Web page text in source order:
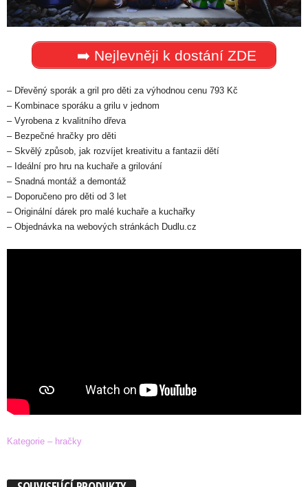
➡️ Nejlevněji k dostání ZDE
– Dřevěný sporák a gril pro děti za výhodnou cenu 793 Kč
– Kombinace sporáku a grilu v jednom
– Vyrobena z kvalitního dřeva
– Bezpečné hračky pro děti
– Skvělý způsob, jak rozvíjet kreativitu a fantazii dětí
– Ideální pro hru na kuchaře a grilování
– Snadná montáž a demontáž
– Doporučeno pro děti od 3 let
– Originální dárek pro malé kuchaře a kuchařky
– Objednávka na webových stránkách Dudlu.cz
Kategorie – hračky